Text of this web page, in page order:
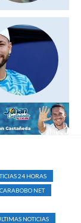
24 HORAS
NET
NOTICIAS